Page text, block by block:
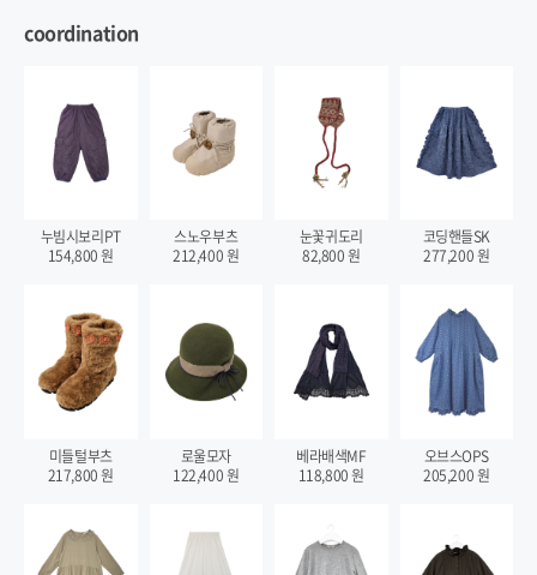
coordination
누빔시보리PT
154,800원
스노우부츠
212,400원
눈꽃귀도리
82,800원
코딩핸들SK
277,200원
미들털부츠
217,800원
로울모자
122,400원
베라배색MF
118,800원
오브스OPS
205,200원